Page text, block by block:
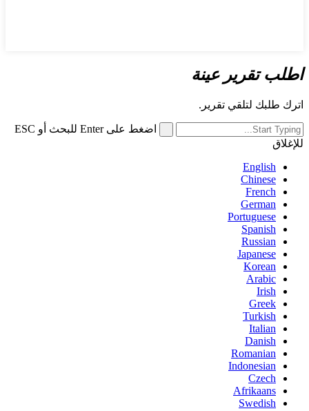
اطلب تقرير عينة
اترك طلبك لتلقي تقرير.
اضغط على Enter للبحث أو ESC
للإغلاق
English
Chinese
French
German
Portuguese
Spanish
Russian
Japanese
Korean
Arabic
Irish
Greek
Turkish
Italian
Danish
Romanian
Indonesian
Czech
Afrikaans
Swedish